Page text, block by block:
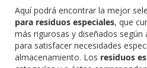
Aquí podrá encontrar la mejor
para residuos especiales, que
más rigurosas y diseñados
para satisfacer necesidades
almacenamiento. Los residuos